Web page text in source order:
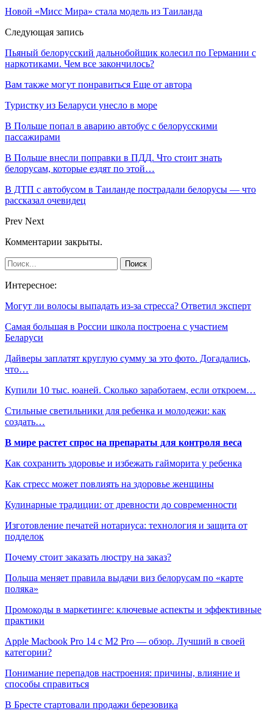
Новой «Мисс Мира» стала модель из Таиланда
Следующая запись
Пьяный белорусский дальнобойщик колесил по Германии с
наркотиками. Чем все закончилось?
Вам также могут понравиться Еще от автора
Туристку из Беларуси унесло в море
В Польше попал в аварию автобус с белорусскими
пассажирами
В Польше внесли поправки в ПДД. Что стоит знать
белорусам, которые ездят по этой…
В ДТП с автобусом в Таиланде пострадали белорусы — что
рассказал очевидец
Prev Next
Комментарии закрыты.
Интересное:
Могут ли волосы выпадать из-за стресса? Ответил эксперт
Самая большая в России школа построена с участием
Беларуси
Дайверы заплатят круглую сумму за это фото. Догадались,
что…
Купили 10 тыс. юаней. Сколько заработаем, если откроем…
Стильные светильники для ребенка и молодежи: как
создать…
В мире растет спрос на препараты для контроля веса
Как сохранить здоровье и избежать гайморита у ребенка
Как стресс может повлиять на здоровье женщины
Кулинарные традиции: от древности до современности
Изготовление печатей нотариуса: технология и защита от
подделок
Почему стоит заказать люстру на заказ?
Польша меняет правила выдачи виз белорусам по «карте
поляка»
Промокоды в маркетинге: ключевые аспекты и эффективные
практики
Apple Macbook Pro 14 с M2 Pro — обзор. Лучший в своей
категории?
Понимание перепадов настроения: причины, влияние и
способы справиться
В Бресте стартовали продажи березовика